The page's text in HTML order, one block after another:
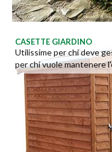
CASETTE GIARDINO
Utilissime per chi deve
per chi vuole mantenere